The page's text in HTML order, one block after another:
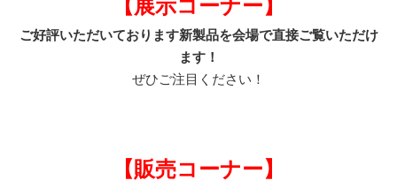
【展示コーナー】
ご好評いただいております新製品を会場で直接ご覧いただけ
ます！
ぜひご注目ください！
【販売コーナー】